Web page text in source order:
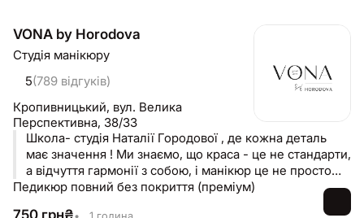
VONA by Horodova
Студія манікюру
5(789 відгуків)
Кропивницький, вул. Велика
Перспективна, 38/33
Школа- студія Наталії Городової , де кожна деталь
має значення ! Ми знаємо, що краса - це не стандарти,
а відчуття гармонії з собою, і манікюр це не просто
послуга - це твій найбажаніший ритуал! ВОНА - студія
Педикюр повний без покриття (преміум)
750 грн₴